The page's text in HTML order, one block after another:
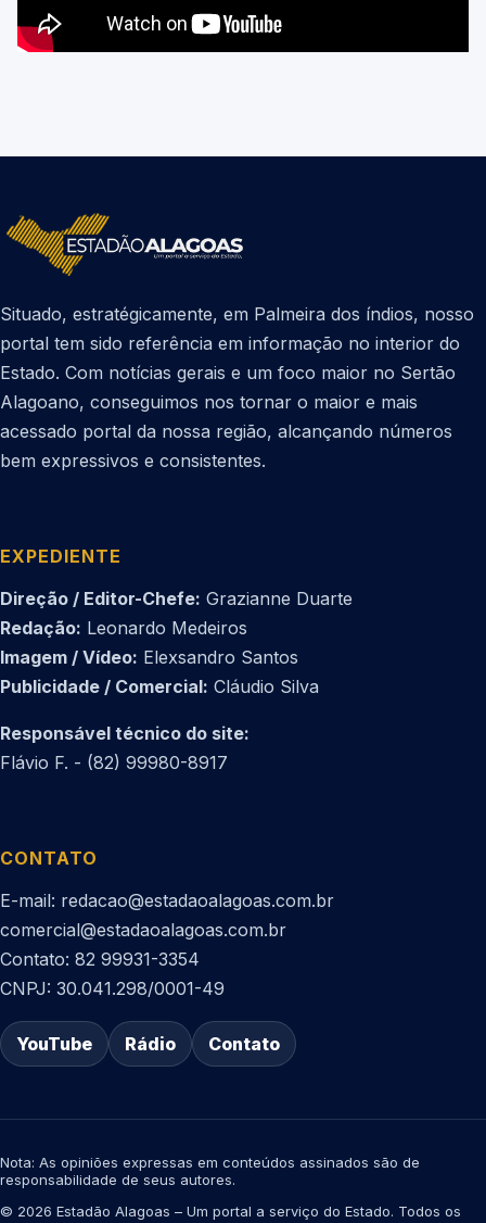
Situado, estratégicamente, em Palmeira dos índios, nosso
portal tem sido referência em informação no interior do
Estado. Com notícias gerais e um foco maior no Sertão
Alagoano, conseguimos nos tornar o maior e mais
acessado portal da nossa região, alcançando números
bem expressivos e consistentes.
EXPEDIENTE
Direção / Editor-Chefe: Grazianne Duarte
Redação: Leonardo Medeiros
Imagem / Vídeo: Elexsandro Santos
Publicidade / Comercial: Cláudio Silva
Responsável técnico do site:
Flávio F. - (82) 99980-8917
CONTATO
E-mail: redacao@estadaoalagoas.com.br
comercial@estadaoalagoas.com.br
Contato: 82 99931-3354
CNPJ: 30.041.298/0001-49
YouTube Rádio Contato
Nota: As opiniões expressas em conteúdos assinados são de
responsabilidade de seus autores.
© 2026 Estadão Alagoas – Um portal a serviço do Estado. Todos os